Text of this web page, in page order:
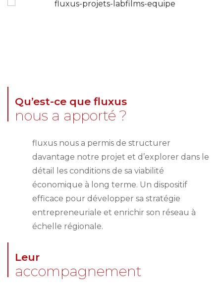
Qu’est-ce que fluxus
nous a apporté ?
fluxus nous a permis de structurer
davantage notre projet et d’explorer dans le
détail les conditions de sa viabilité
économique à long terme. Un dispositif
efficace pour développer sa stratégie
entrepreneuriale et enrichir son réseau à
échelle régionale.
Leur
accompagnement